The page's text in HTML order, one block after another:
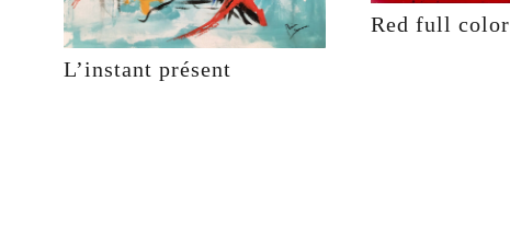
L’instant présent
Red full color